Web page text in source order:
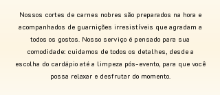
Nossos cortes de carnes nobres são preparados na hora e
acompanhados de guarnições irresistíveis que agradam a
todos os gostos. Nosso serviço é pensado para sua
comodidade: cuidamos de todos os detalhes, desde a
escolha do cardápio até a limpeza pós-evento, para que você
possa relaxar e desfrutar do momento.